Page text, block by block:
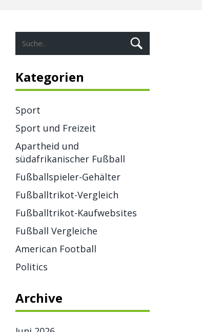
Kategorien
Sport
Sport und Freizeit
Apartheid und
südafrikanischer Fußball
Fußballspieler-Gehälter
Fußballtrikot-Vergleich
Fußballtrikot-Kaufwebsites
Fußball Vergleiche
American Football
Politics
Archive